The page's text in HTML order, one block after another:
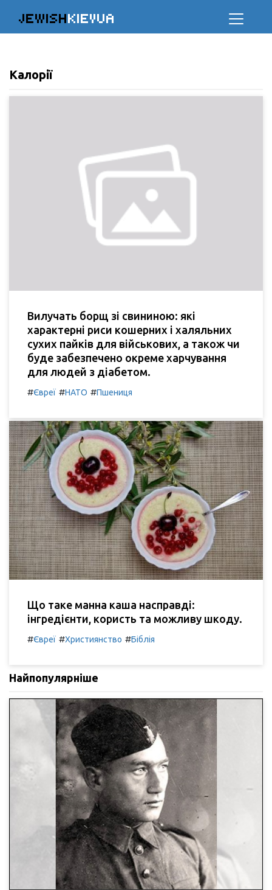
JEWISHKIEVUA
Калорії
Вилучать борщ зі свининою: які
характерні риси кошерних і халяльних
сухих пайків для військових, а також чи
буде забезпечено окреме харчування
для людей з діабетом.
#Євреї #НАТО #Пшениця
Що таке манна каша насправді:
інгредієнти, користь та можливу шкоду.
#Євреї #Християнство #Біблія
Найпопулярніше